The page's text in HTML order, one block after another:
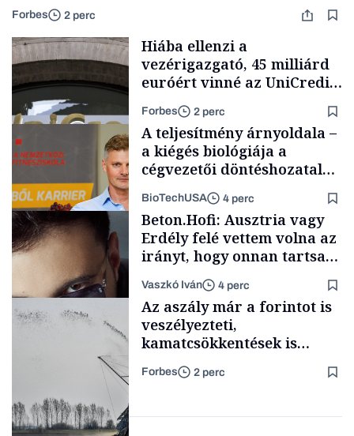
Forbes 2 perc
Bank
Hiába ellenzi a
vezérigazgató, 45 milliárd
euróért vinné az UniCredit
az egyik legnagyobb német
bankot
Forbes 2 perc
Content Lab HUB
A teljesítmény árnyoldala –
a kiégés biológiája a
cégvezetői döntéshozatal
BioTechUSA 4 perc
Beton.Hofi: Ausztria vagy
Erdély felé vettem volna az
irányt, hogy onnan tartsam
lélegeztetőgépen a magyar
zenét
Vaszkó Iván 4 perc
Az aszály már a forintot is
veszélyezteti,
kamatcsökkentések is
elmaradhatnak
Forbes 2 perc